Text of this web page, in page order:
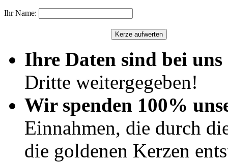
Ihr Name:
Ihre Daten sind bei uns
Dritte weitergegeben!
Wir spenden 100%
Einnahmen, die durch
die goldenen Kerzen